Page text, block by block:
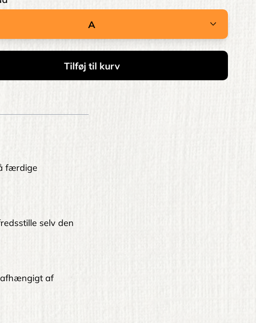
færdige
selv den
afhængigt af